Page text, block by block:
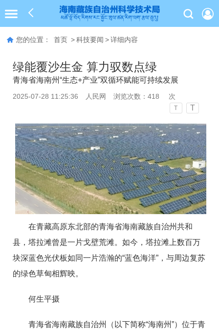
您的位置： 首页 > 科技要闻 > 详细内容
绿能覆沙生金 算力驭数点绿
青海省海南州“生态+产业”双循环赋能可持续发展
2025-07-28 11:25:36 人民网 浏览次数：418 次
T T
在青藏高原东北部的青海省海南藏族自治州共和
县，塔拉滩曾是一片戈壁荒滩。如今，塔拉滩上数百万
块深蓝色光伏板如同一片浩瀚的“蓝色海洋”，与周边复苏
的绿色草甸相辉映。
何生平摄
青海省海南藏族自治州（以下简称“海南州”）位于青